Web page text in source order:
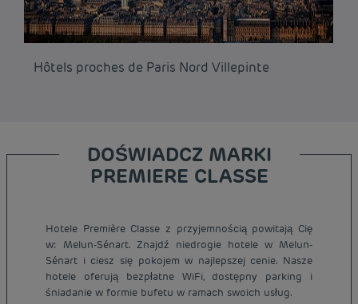
Hôtels proches de Paris Nord Villepinte
DOŚWIADCZ MARKI
PREMIERE CLASSE
Hotele Première Classe z przyjemnością powitają Cię
w: Melun-Sénart. Znajdź niedrogie hotele w Melun-
Sénart i ciesz się pokojem w najlepszej cenie. Nasze
hotele oferują bezpłatne WiFi, dostępny parking i
śniadanie w formie bufetu w ramach swoich usług.
Tanie hotele Paryż
Tanie hotele Warszawa
Tanie hotele Wrocław
Informacje prawne